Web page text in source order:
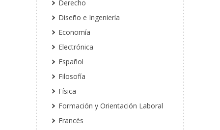
Derecho
Diseño e Ingeniería
Economía
Electrónica
Español
Filosofía
Física
Formación y Orientación Laboral
Francés